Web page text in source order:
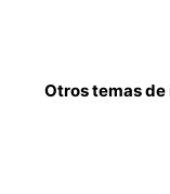
Otros temas